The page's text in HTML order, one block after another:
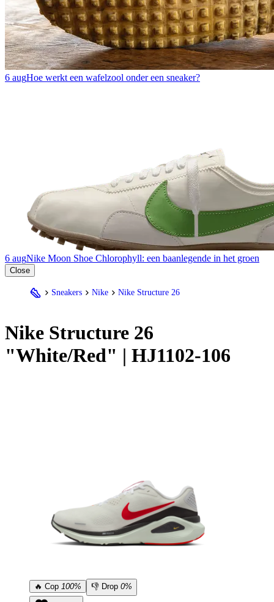
6 augHoe werkt een wafelzool onder een sneaker?
6 augNike Moon Shoe Chlorophyll: een baanlegende in het groen
Close
Sneakers Nike Nike Structure 26
Nike Structure 26
"White/Red" | HJ1102-106
🔥 Cop 100% 👎 Drop 0%